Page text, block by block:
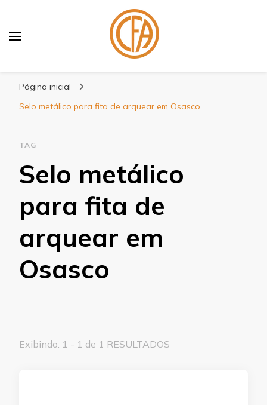
Página inicial
Selo metálico para fita de arquear em Osasco
TAG
Selo metálico
para fita de
arquear em
Osasco
Exibindo: 1 - 1 de 1 RESULTADOS